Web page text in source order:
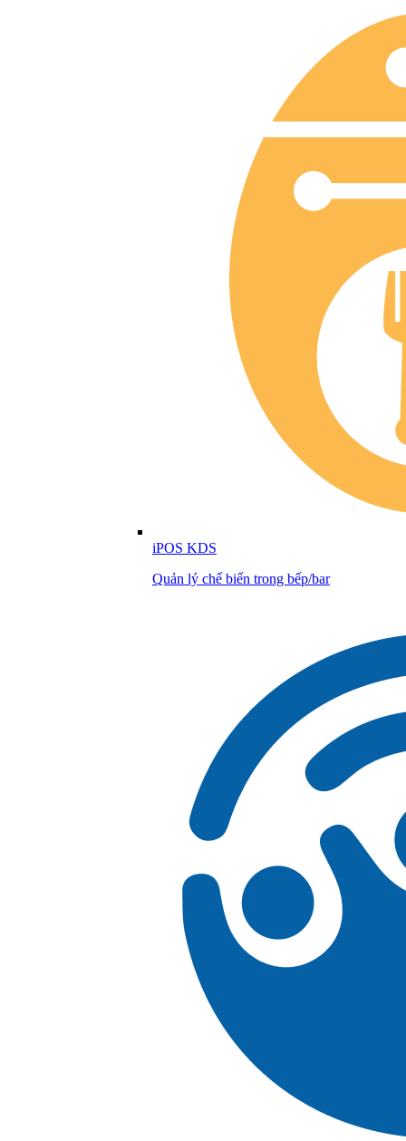
iPOS KDS
Quản lý chế biến trong bếp/bar